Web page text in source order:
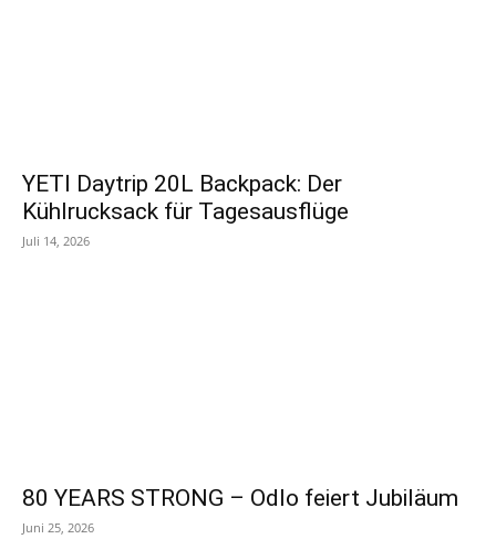
YETI Daytrip 20L Backpack: Der
Kühlrucksack für Tagesausflüge
Juli 14, 2026
80 YEARS STRONG – Odlo feiert Jubiläum
Juni 25, 2026